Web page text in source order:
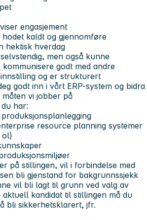
engasjement
kaldt og gjennomføre
hektisk hverdag
men også kunne
kommunisere godt med andre
og er strukturert
godt inn i vårt ERP-system og bidra
vi jobber på
har:
resource planning systemer
ol)
på stillingen, vil i forbindelse med
bli gjenstand for bakgrunnssjekk
vil bli lagt til grunn ved valg av
kandidat til stillingen må du
bli sikkerhetsklarert, jfr.